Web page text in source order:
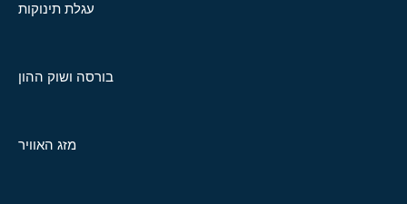
עגלת תינוקות
בורסה ושוק ההון
מזג האוויר